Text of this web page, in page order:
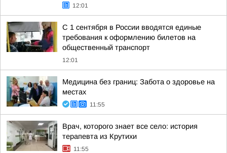
12:01
С 1 сентября в России вводятся единые
требования к оформлению билетов на
общественный транспорт
12:01
Медицина без границ: Забота о здоровье на
местах
11:55
Врач, которого знает все село: история
терапевта из Крутихи
11:55